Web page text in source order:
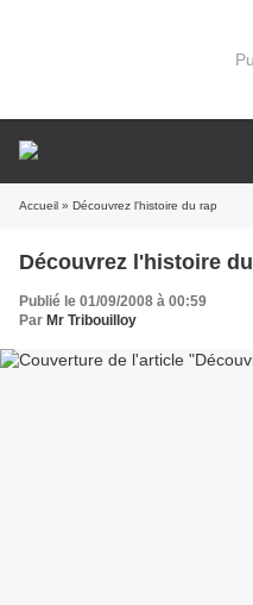
Accueil » Découvrez l'histoire du rap
Découvrez l'histoire
Publié le 01/09/2008 à 00:59
Par Mr Tribouilloy